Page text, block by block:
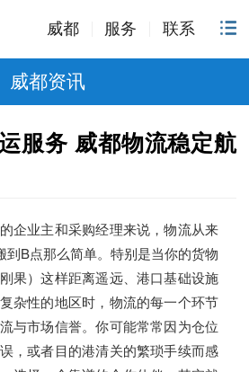
威都 服务 联系
威都资讯
服务 威都物流稳定航
企业主和采购经理来说，物流从来
到B点那么简单。特别是当你的货物
果）这样距离遥远、港口基础设施
杂性的地区时，物流的每一个环节
与市场信誉。你可能常常因为仓位
，或者目的港清关的繁琐手续而感